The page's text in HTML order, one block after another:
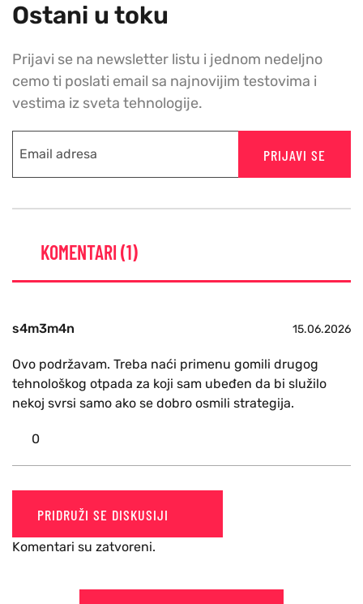
Ostani u toku
Prijavi se na newsletter listu i jednom nedeljno
cemo ti poslati email sa najnovijim testovima i
vestima iz sveta tehnologije.
PRIJAVI SE
KOMENTARI (1)
s4m3m4n 15.06.2026
Ovo podržavam. Treba naći primenu gomili drugog
tehnološkog otpada za koji sam ubeđen da bi služilo
nekoj svrsi samo ako se dobro osmili strategija.
0
PRIDRUŽI SE DISKUSIJI
Komentari su zatvoreni.